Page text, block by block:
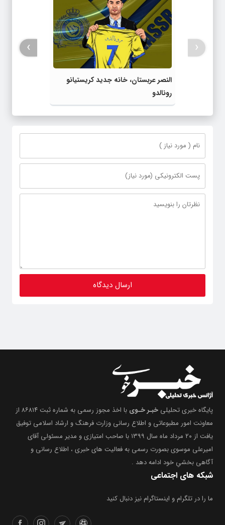
النصر عربستان، خانه جدید کریستیانو
رونالدو
‹
›
پایگاه خبری تحلیلی خبـر خـوی
با اخذ مجوز رسمی به شماره ثبت ۸۶۸۱۴ از
معاونت امور مطبوعاتی و اطلاع رسانی وزارت فرهنگ و ارشاد اسلامی توفیق
یافت از ۲۰ مرداد ماه سال ۱۳۹۹ با صاحب امتیازی و مدیر مسئولی آقای
امیرعلی موسوی بصورت رسمی به فعالیت های خبری ، اطلاع رسانی و
آگاهی بخشیِ خود ادامه دهد .
شبکه های اجتماعی
ما را در تلگرام و اینستاگرام نیز دنبال کنید